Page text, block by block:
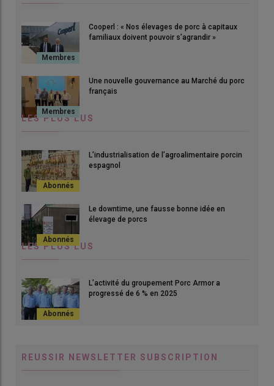
Cooperl : « Nos élevages de porc à capitaux
familiaux doivent pouvoir s’agrandir »
Une nouvelle gouvernance au Marché du porc
français
LES PLUS LUS
L’industrialisation de l’agroalimentaire porcin
espagnol
Le downtime, une fausse bonne idée en
élevage de porcs
LES PLUS LUS
L’activité du groupement Porc Armor a
progressé de 6 % en 2025
REUSSIR NEWSLETTER SUBSCRIPTION